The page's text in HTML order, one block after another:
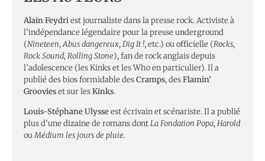
Alain Feydriest journaliste dans la presse rock. Activiste à
l’indépendance légendaire pour la presse underground
(Nineteen,Abus dangereux,Dig It !, etc.) ou officielle (Rocks,
Rock Sound,Rolling Stone), fan de rock anglais depuis
l’adolescence (les Kinks et les Who en particulier). Il a
publié des bios formidable desCramps, desFlamin’
Groovieset sur lesKinks.
Louis-Stéphane Ulysseest écrivain et scénariste. Il a publié
plus d’une dizaine de romans dontLa Fondation Popa,Harold
ouMédium les jours de pluie.